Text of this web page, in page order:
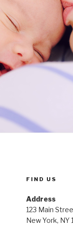
FIND US
Address
123 Main
New York, NY